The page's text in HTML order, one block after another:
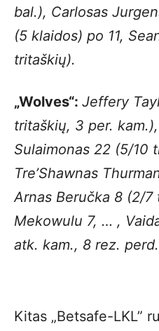
bal.), Carlosas
(5 klaidos) po 11,
tritaškių).
„Wolves“: Jeffery
tritaškių, 3 per.
Sulaimonas 22 (5/10
Tre’Shawnas
Arnas Beručka 8 (2/
Mekowulu 7, … ,
atk. kam., 8 rez.
Kitas „Betsafe-LKL”